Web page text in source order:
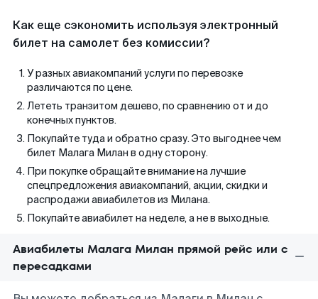
Как еще сэкономить используя электронный
билет на самолет без комиссии?
У разных авиакомпаний услуги по перевозке
различаются по цене.
Лететь транзитом дешево, по сравнению от и до
конечных пунктов.
Покупайте туда и обратно сразу. Это выгоднее чем
билет Малага Милан в одну сторону.
При покупке обращайте внимание на лучшие
спецпредложения авиакомпаний, акции, скидки и
распродажи авиабилетов из Милана.
Покупайте авиабилет на неделе, а не в выходные.
Авиабилеты Малага Милан прямой рейс или с
пересадками